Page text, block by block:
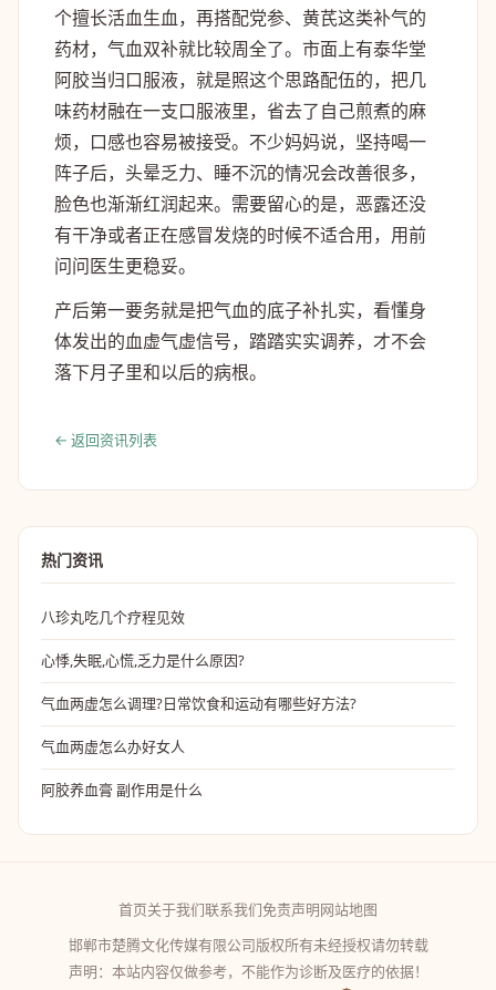
个擅长活血生血，再搭配党参、黄芪这类补气的
药材，气血双补就比较周全了。市面上有泰华堂
阿胶当归口服液，就是照这个思路配伍的，把几
味药材融在一支口服液里，省去了自己煎煮的麻
烦，口感也容易被接受。不少妈妈说，坚持喝一
阵子后，头晕乏力、睡不沉的情况会改善很多，
脸色也渐渐红润起来。需要留心的是，恶露还没
有干净或者正在感冒发烧的时候不适合用，用前
问问医生更稳妥。
产后第一要务就是把气血的底子补扎实，看懂身
体发出的血虚气虚信号，踏踏实实调养，才不会
落下月子里和以后的病根。
← 返回资讯列表
热门资讯
八珍丸吃几个疗程见效
心悸,失眠,心慌,乏力是什么原因?
气血两虚怎么调理?日常饮食和运动有哪些好方法?
气血两虚怎么办好女人
阿胶养血膏 副作用是什么
首页关于我们联系我们免责声明网站地图
邯郸市楚腾文化传媒有限公司版权所有未经授权请勿转载
声明：本站内容仅做参考，不能作为诊断及医疗的依据！